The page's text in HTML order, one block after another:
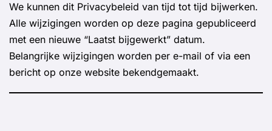
We kunnen dit Privacybeleid van tijd tot tijd bijwerken.
Alle wijzigingen worden op deze pagina gepubliceerd
met een nieuwe “Laatst bijgewerkt” datum.
Belangrijke wijzigingen worden per e-mail of via een
bericht op onze website bekendgemaakt.